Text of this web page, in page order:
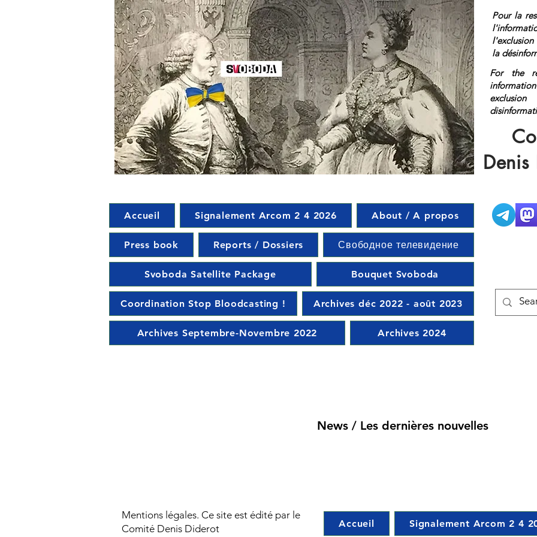
Pour la
la
For the
information
on</a>
Accueil Signalement Arcom 2 4 2026 About / A propos
Press book Reports / Dossiers Свободное телевидение
Svoboda Satellite Package Bouquet Svoboda
Coordination Stop Bloodcasting ! Archives déc 2022 - août 2023
Archives Septembre-Novembre 2022 Archives 2024
News / Les dernières nouvelles
Mentions légales. Ce site est édité par le
Comité Denis Diderot
Accueil Signalement Arcom 2 4